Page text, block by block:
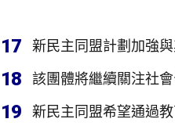
17 新民主同盟計劃加強
18 該團體將繼續關注社
19 新民主同盟希望通過